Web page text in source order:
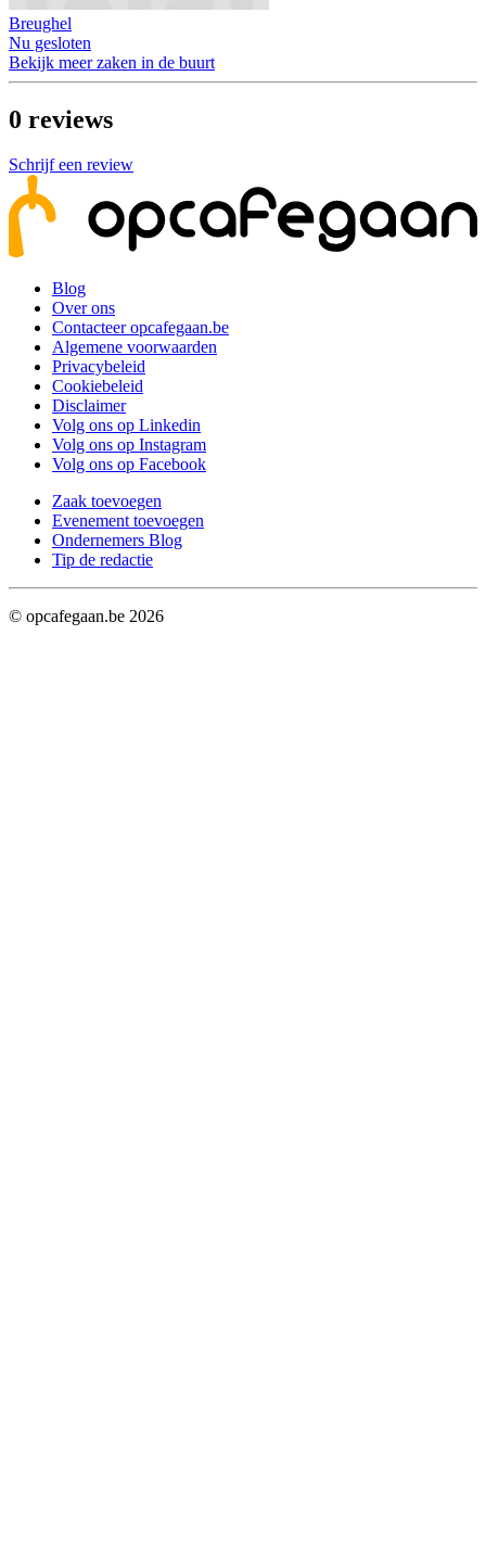
Breughel
Nu gesloten
Bekijk meer zaken in de buurt
0 reviews
Schrijf een review
Blog
Over ons
Contacteer opcafegaan.be
Algemene voorwaarden
Privacybeleid
Cookiebeleid
Disclaimer
Volg ons op Linkedin
Volg ons op Instagram
Volg ons op Facebook
Zaak toevoegen
Evenement toevoegen
Ondernemers Blog
Tip de redactie
© opcafegaan.be 2026